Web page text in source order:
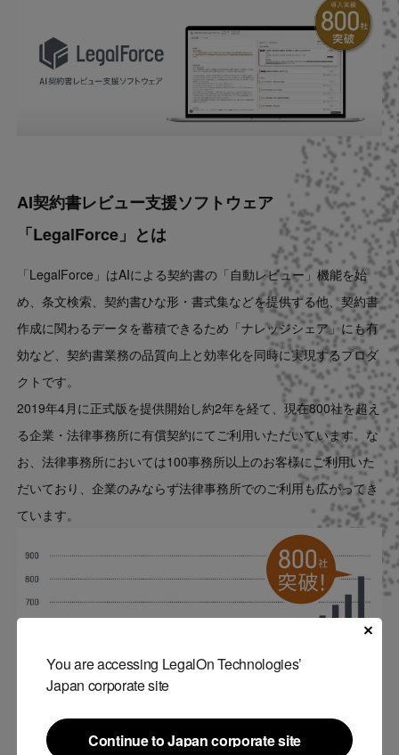
You are accessing LegalOn Technologies’
Japan corporate site
Continue to Japan corporate site
AI契約書レビュー支援ソフトウェア
「LegalForce」とは
「LegalForce」はAIによる契約書の「自動レビュー」機能を始
め、条文検索、契約書ひな形・書式集などを提供する他、契約書
作成に関わるデータを蓄積できるため「ナレッジシェア」にも有
効など、契約書業務の品質向上と効率化を同時に実現するプロダ
クトです。
2019年4月に正式版を提供開始し約2年を経て、現在800社を超え
る企業・法律事務所に有償契約にてご利用いただいています。な
お、法律事務所においては100事務所以上のお客様にご利用いた
だいており、企業のみならず法律事務所でのご利用も広がってき
ています。